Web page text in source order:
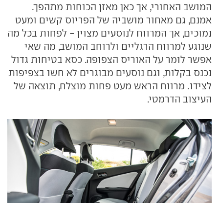
המושב האחורי, אך כאן מאזן הכוחות מתהפך.
אמנם, גם מאחור מושביה של הפריוס קשים ומעט
נמוכים, אך המרווח לנוסעים מצוין - לפחות בכל מה
שנוגע למרווח הרגליים ולרוחב המושב, מה שאי
אפשר לומר על האוריס הצפופה. כסא בטיחות גדול
נכנס בקלות, וגם נוסעים מבוגרים לא חשו בצפיפות
לצידו. מרווח הראש מעט פחות מוצלח, תוצאה של
העיצוב הדרמטי.